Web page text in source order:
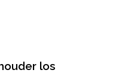
los